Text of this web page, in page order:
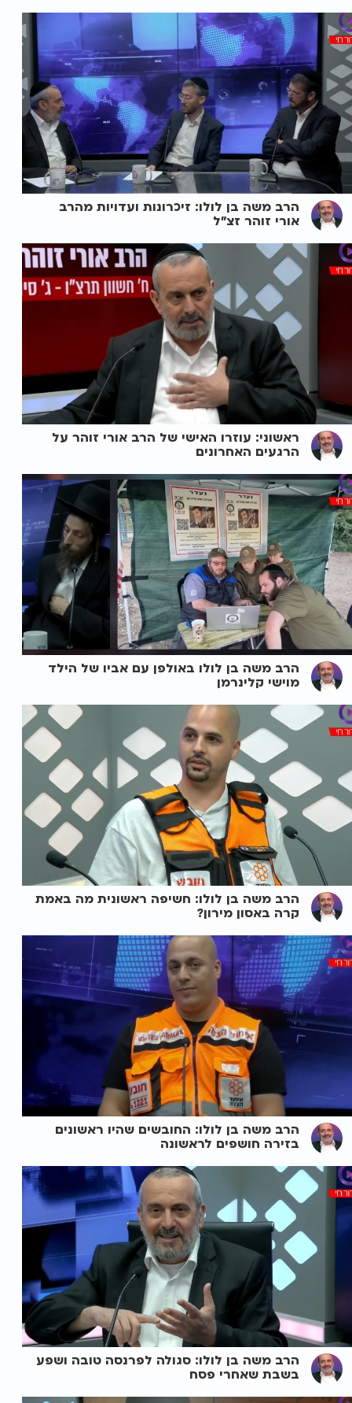
הרב משה בן לולו: זיכרונות ועדויות מהרב
אורי זוהר זצ"ל
ראשוני: עוזרו האישי של הרב אורי זוהר על
הרגעים האחרונים
הרב משה בן לולו באולפן עם אביו של הילד
מוישי קלינרמן
הרב משה בן לולו: חשיפה ראשונית מה באמת
קרה באסון מירון?
הרב משה בן לולו: החובשים שהיו ראשונים
בזירה חושפים לראשונה
הרב משה בן לולו: סגולה לפרנסה טובה ושפע
בשבת שאחרי פסח